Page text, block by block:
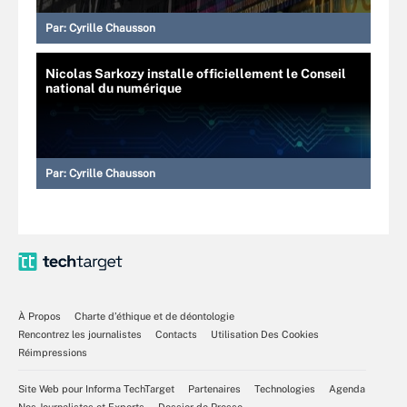
Par: Cyrille Chausson
Nicolas Sarkozy installe officiellement le Conseil
national du numérique
Par: Cyrille Chausson
À Propos
Charte d’éthique et de déontologie
Rencontrez les journalistes
Contacts
Utilisation Des Cookies
Réimpressions
Site Web pour Informa TechTarget Partenaires Technologies
Agenda